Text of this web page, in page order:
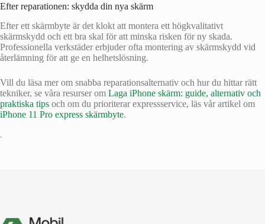
Efter reparationen: skydda din nya skärm
Efter ett skärmbyte är det klokt att montera ett högkvalitativt
skärmskydd och ett bra skal för att minska risken för ny skada.
Professionella verkstäder erbjuder ofta montering av skärmskydd vid
återlämning för att ge en helhetslösning.
Vill du läsa mer om snabba reparationsalternativ och hur du hittar rätt
tekniker, se våra resurser om Laga iPhone skärm: guide, alternativ och
praktiska tips och om du prioriterar expressservice, läs vår artikel om
iPhone 11 Pro express skärmbyte.
•